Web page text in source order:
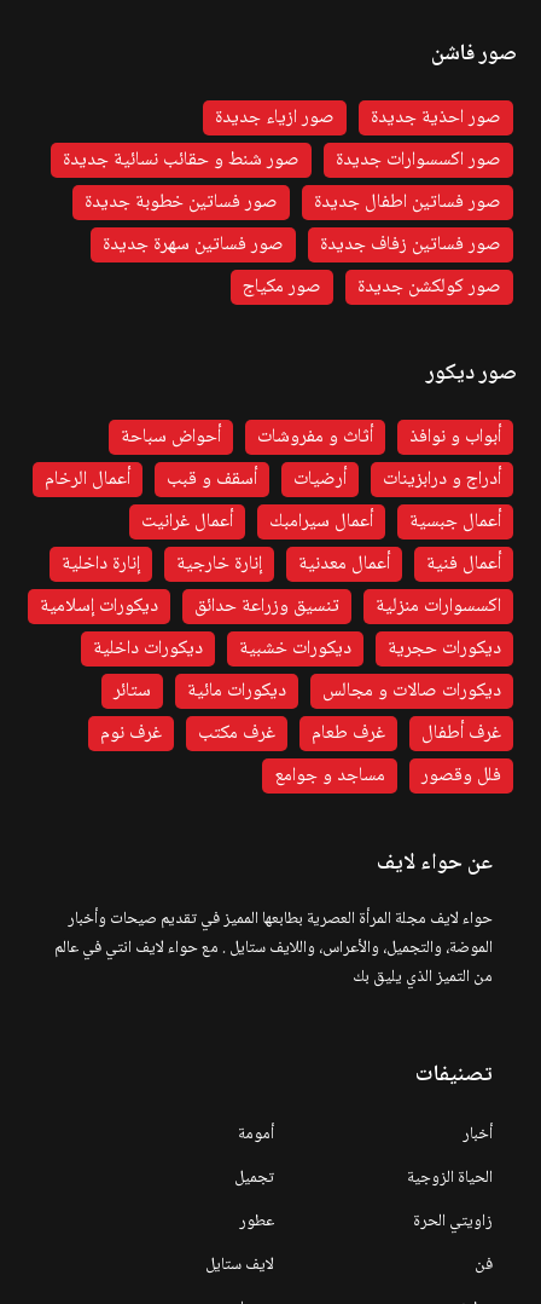
صور فاشن
صور احذية جديدة
صور ازياء جديدة
صور اكسسوارات جديدة
صور شنط و حقائب نسائية جديدة
صور فساتين اطفال جديدة
صور فساتين خطوبة جديدة
صور فساتين زفاف جديدة
صور فساتين سهرة جديدة
صور كولكشن جديدة
صور مكياج
صور ديكور
أبواب و نوافذ أثاث و مفروشات
أحواض سباحة
أدراج و درابزينات
أرضيات أسقف و قبب
أعمال الرخام
أعمال جبسية
أعمال سيرامبك
أعمال غرانيت
أعمال فنية
أعمال معدنية إنارة خارجية
إنارة داخلية
اكسسوارات منزلية
تنسيق وزراعة حدائق
ديكورات إسلامية
ديكورات حجرية
ديكورات خشبية
ديكورات داخلية
ديكورات صالات و مجالس
ديكورات مائية
ستائر
غرف أطفال
غرف طعام غرف مكتب
غرف نوم
فلل وقصور
مساجد و جوامع
عن حواء لايف
حواء لايف مجلة المرأة العصرية بطابعها المميز في تقديم صيحات وأخبار
الموضة، والتجميل، والأعراس، واللايف ستايل . مع حواء لايف انتي في عالم
من التميز الذي يليق بك
تصنيفات
أخبار
أمومة
الحياة الزوجية
تجميل
زاويتي الحرة
عطور
فن
لايف ستايل